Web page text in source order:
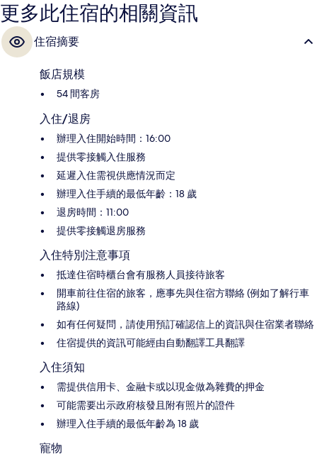
更多此住宿的相關資訊
住宿摘要
飯店規模
54 間客房
入住/退房
辦理入住開始時間：16:00
提供零接觸入住服務
延遲入住需視供應情況而定
辦理入住手續的最低年齡：18 歲
退房時間：11:00
提供零接觸退房服務
入住特別注意事項
抵達住宿時櫃台會有服務人員接待旅客
開車前往住宿的旅客，應事先與住宿方聯絡 (例如了解行車
路線)
如有任何疑問，請使用預訂確認信上的資訊與住宿業者聯絡
住宿提供的資訊可能經由自動翻譯工具翻譯
入住須知
需提供信用卡、金融卡或以現金做為雜費的押金
可能需要出示政府核發且附有照片的證件
辦理入住手續的最低年齡為 18 歲
寵物